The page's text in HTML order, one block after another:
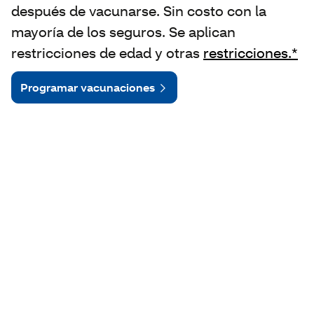
después de vacunarse. Sin costo con la
mayoría de los seguros. Se aplican
restricciones de edad y otras restricciones.*
Programar vacunaciones